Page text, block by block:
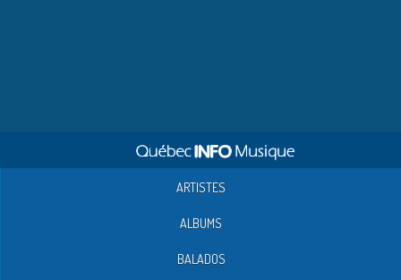
ARTISTES
ALBUMS
BALADOS